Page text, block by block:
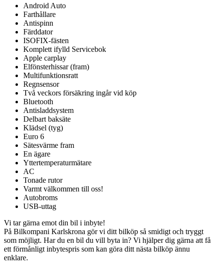
Android Auto
Farthållare
Antispinn
Färddator
ISOFIX-fästen
Komplett ifylld Servicebok
Apple carplay
Elfönsterhissar (fram)
Multifunktionsratt
Regnsensor
Två veckors försäkring ingår vid köp
Bluetooth
Antisladdsystem
Delbart baksäte
Klädsel (tyg)
Euro 6
Sätesvärme fram
En ägare
Yttertemperaturmätare
AC
Tonade rutor
Varmt välkommen till oss!
Autobroms
USB-uttag
Vi tar gärna emot din bil i inbyte!
På Bilkompani Karlskrona gör vi ditt bilköp så smidigt och tryggt
som möjligt. Har du en bil du vill byta in? Vi hjälper dig gärna att få
ett förmånligt inbytespris som kan göra ditt nästa bilköp ännu
enklare.